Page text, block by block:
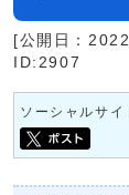
[公開日：
ID:2907
ソーシャルサ